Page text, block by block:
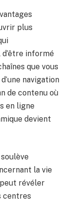
plus
informé
que vous
navigation
de contenu où
en ligne
devient
la vie
révéler
centres